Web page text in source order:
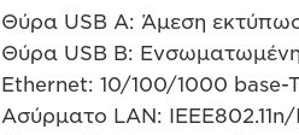
Θύρα USB A: Άμεση
Θύρα USB B:
Ethernet: 10/100/1000 base-T
Ασύρματο LAN: IEEE802.11n/